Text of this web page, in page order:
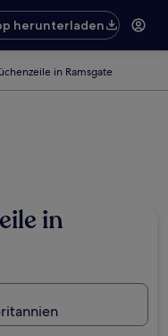
herunterladen
in Ramsgate
in